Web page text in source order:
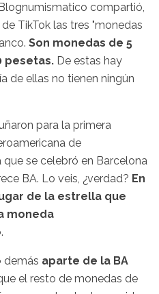
compartió,
TikTok las tres "monedas
Son monedas de 5
pesetas. De estas hay
de ellas no tienen ningún
para la primera
de
se celebró en Barcelona
BA. Lo veis, ¿verdad? En
de la estrella que
moneda
demás aparte de la BA
el resto de monedas de